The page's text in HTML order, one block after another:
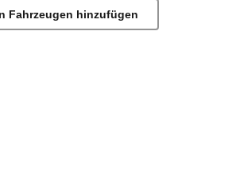
Fahrzeugen hinzufügen